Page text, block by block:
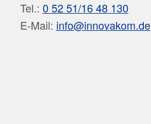
Tel.: 0 52 51/16 48 130
E-Mail: info@innovakom.de